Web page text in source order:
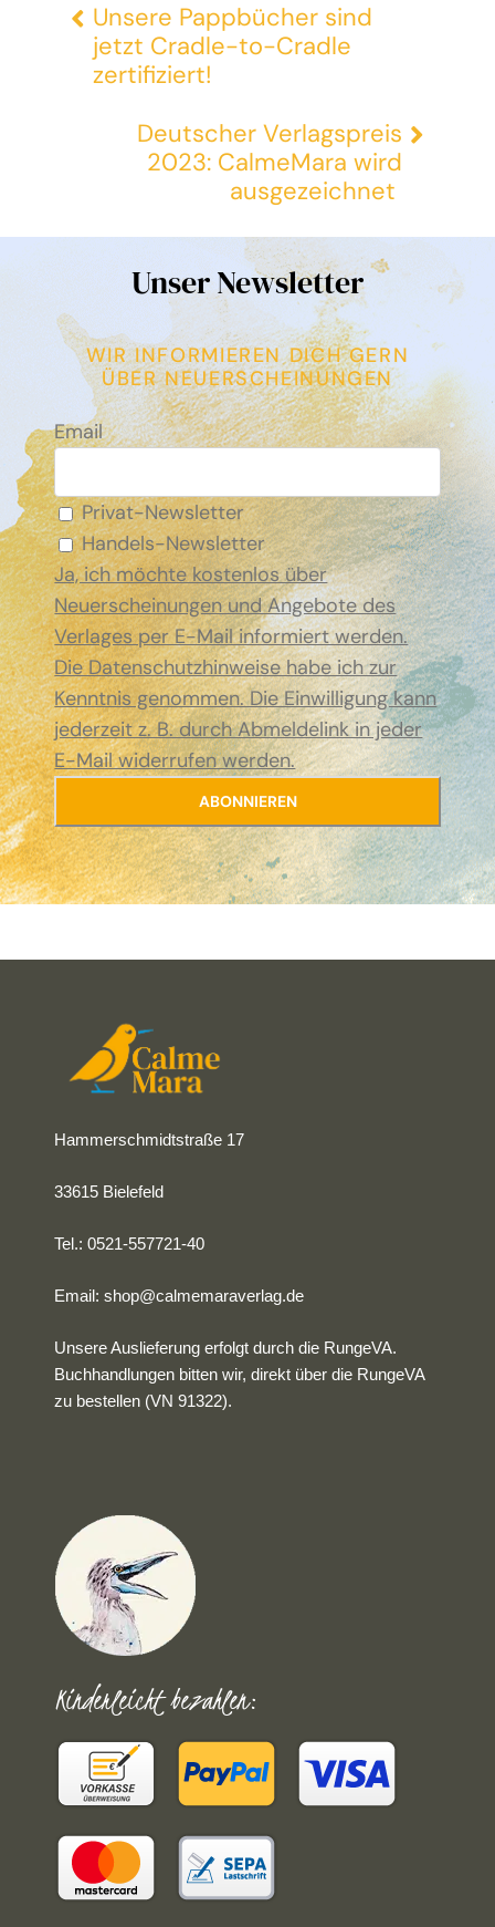
Unsere Pappbücher sind
jetzt Cradle-to-Cradle
zertifiziert!
Deutscher Verlagspreis
2023: CalmeMara wird
ausgezeichnet
Unser Newsletter
WIR INFORMIEREN DICH GERN
ÜBER NEUERSCHEINUNGEN
Email
Privat-Newsletter
Handels-Newsletter
Ja, ich möchte kostenlos über
Neuerscheinungen und Angebote des
Verlages per E-Mail informiert werden.
Die Datenschutzhinweise habe ich zur
Kenntnis genommen. Die Einwilligung kann
jederzeit z. B. durch Abmeldelink in jeder
E-Mail widerrufen werden.
Hammerschmidtstraße 17
33615 Bielefeld
Tel.: 0521-557721-40
Email:shop@calmemaraverlag.de
Unsere Auslieferung erfolgt durch die RungeVA.
Buchhandlungen bitten wir, direkt über die RungeVA
zu bestellen (VN 91322).
Kinderleicht bezahlen: